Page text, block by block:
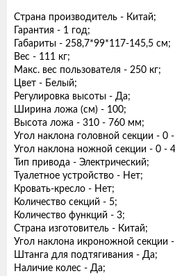
Страна производитель - Китай;
Гарантия - 1 год;
Габариты - 258,7*99*117-145,5 cм;
Вес - 111 кг;
Макс. вес пользователя - 250 кг;
Цвет - Белый;
Регулировка высоты - Да;
Ширина ложа (см) - 100;
Высота ложа - 310 - 760 мм;
Угол наклона головной секции - 0
Угол наклона ножной секции - 0 -
Тип привода - Электрический;
Туалетное устройство - Нет;
Кровать-кресло - Нет;
Количество секций - 5;
Количество функций - 3;
Страна изготовитель - Китай;
Угол наклона икроножной секции
Штанга для подтягивания - Да;
Наличие колес - Да;